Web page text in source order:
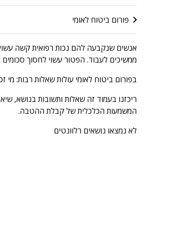
פורום ביטוח לאומי
אנשים שנקבעה להם נכות רפואית קשה
ממשיכים לעבוד. הפטור עשוי לחסוך סכומים
בפורום ביטוח לאומי עולות שאלות רבות:
ריכזנו בעמוד זה שאלות ותשובות בנושא,
המשמעות הכלכלית של קבלת ההטבה.
לא נמצאו נושאים רלוונטים